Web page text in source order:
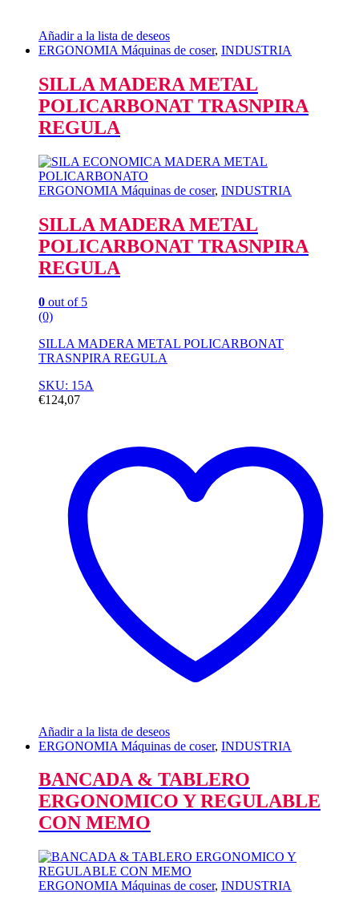
Añadir a la lista de deseos
ERGONOMIA Máquinas de coser, INDUSTRIA
SILLA MADERA METAL
POLICARBONAT TRASNPIRA
REGULA
ERGONOMIA Máquinas de coser, INDUSTRIA
SILLA MADERA METAL
POLICARBONAT TRASNPIRA
REGULA
0 out of 5
(0)
SILLA MADERA METAL POLICARBONAT
TRASNPIRA REGULA
SKU: 15A
€124,07
Añadir a la lista de deseos
ERGONOMIA Máquinas de coser, INDUSTRIA
BANCADA & TABLERO
ERGONOMICO Y REGULABLE
CON MEMO
ERGONOMIA Máquinas de coser, INDUSTRIA